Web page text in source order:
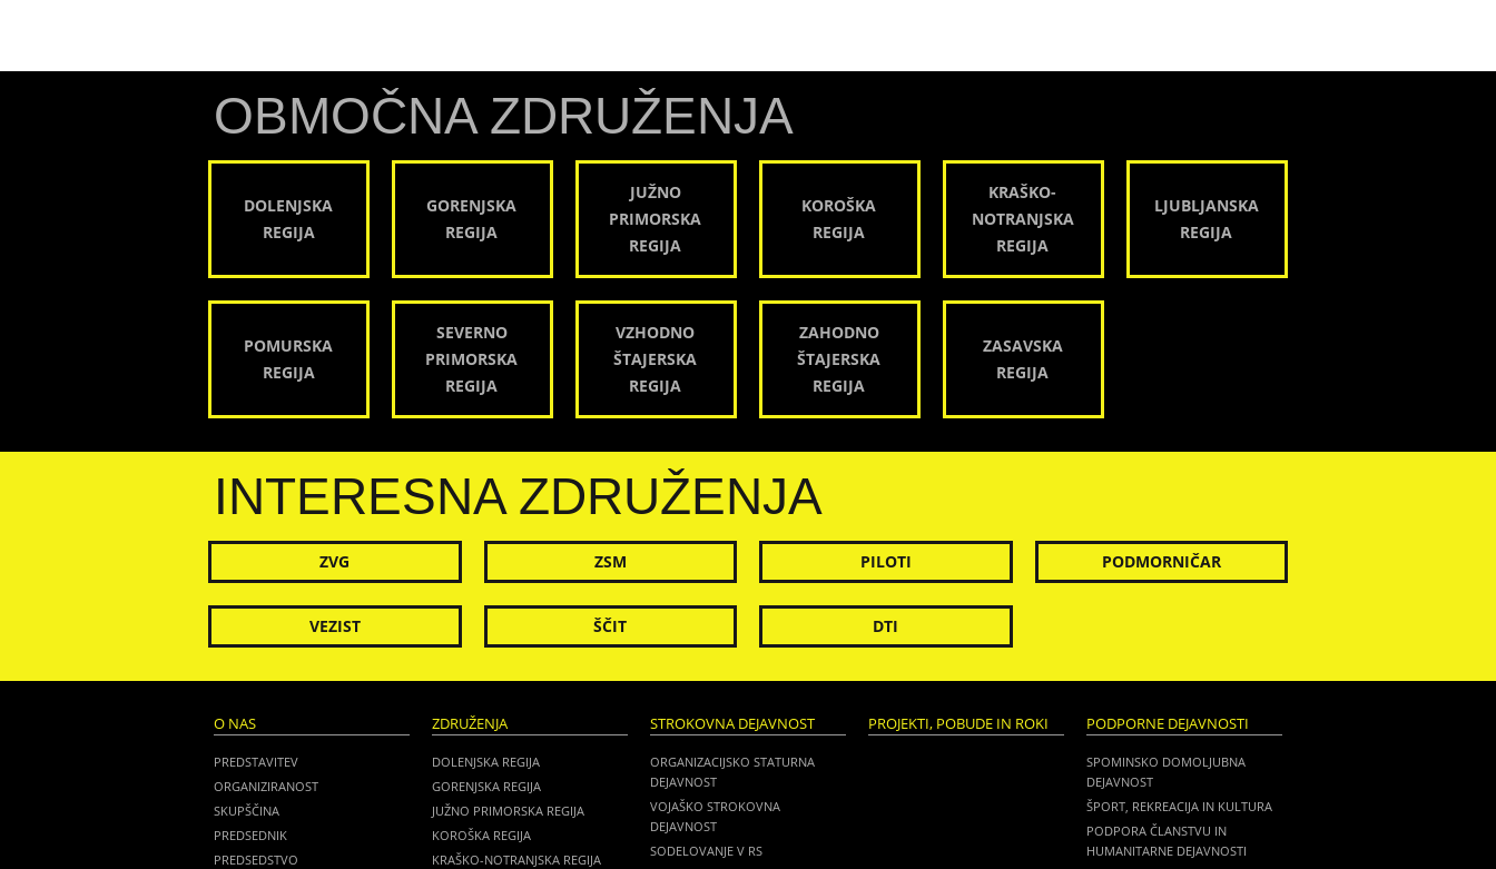
OBMOČNA ZDRUŽENJA
DOLENJSKA
REGIJA
GORENJSKA
REGIJA
JUŽNO
PRIMORSKA
REGIJA
KOROŠKA
REGIJA
KRAŠKO-
NOTRANJSKA
REGIJA
LJUBLJANSKA
REGIJA
POMURSKA
REGIJA
SEVERNO
PRIMORSKA
REGIJA
VZHODNO
ŠTAJERSKA
REGIJA
ZAHODNO
ŠTAJERSKA
REGIJA
ZASAVSKA
REGIJA
INTERESNA ZDRUŽENJA
ZVG ZSM PILOTI PODMORNIČAR
VEZIST ŠČIT DTI
O NAS
PREDSTAVITEV
ORGANIZIRANOST
SKUPŠČINA
PREDSEDNIK
PREDSEDSTVO
ZDRUŽENJA
DOLENJSKA REGIJA
GORENJSKA REGIJA
JUŽNO PRIMORSKA REGIJA
KOROŠKA REGIJA
KRAŠKO-NOTRANJSKA REGIJA
STROKOVNA DEJAVNOST
ORGANIZACIJSKO STATURNA
DEJAVNOST
VOJAŠKO STROKOVNA
DEJAVNOST
SODELOVANJE V RS
PROJEKTI, POBUDE IN ROKI PODPORNE DEJAVNOSTI
SPOMINSKO DOMOLJUBNA
DEJAVNOST
ŠPORT, REKREACIJA IN KULTURA
PODPORA ČLANSTVU IN
HUMANITARNE DEJAVNOSTI